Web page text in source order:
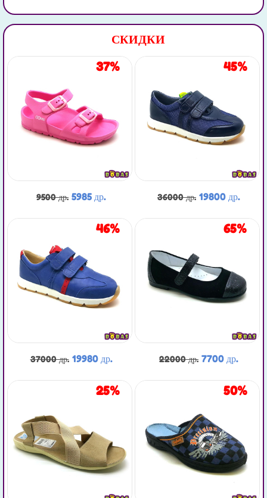
СКИДКИ
37%
5985 др.
9500 др.
46%
19980 др.
37000 др.
25%
45%
19800 др.
36000 др.
65%
7700 др.
22000 др.
50%